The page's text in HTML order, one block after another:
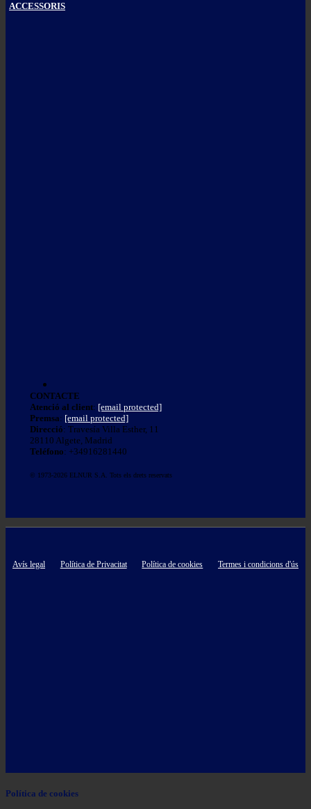
ACCESSORIS
CONTACTE
Atenció al client: [email protected]
Premsa: [email protected]
Direcció: Travesía Villa Esther, 11
28110 Algete, Madrid
Teléfono: +34916281440
© 1973-2026 ELNUR S.A. Tots els drets reservats
Avís legal Política de Privacitat Política de cookies Termes i condicions d'ús
Política de cookies